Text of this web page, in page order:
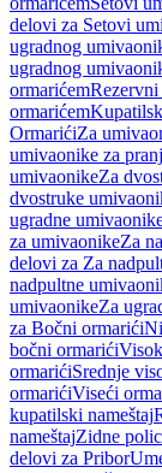
delovi za Setovi
ugradnog
ugradnog
ormarićem
ormarićem
OrmarićiZa
umivaonike za
umivaonikeZa
dvostruke
ugradne
za umivaonikeZa
delovi za Za
nadpultne
umivaonikeZa
za Bočni ormarići
bočni ormarići
ormarićiSrednje
ormarićiViseći
kupatilski nameštaj
nameštajZidne
delovi za Pribor